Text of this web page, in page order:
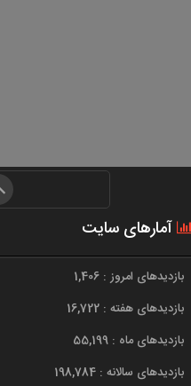
آمارهای سایت
بازدیدهای امروز : 1,406
بازدیدهای هفته : 16,722
بازدیدهای ماه : 55,199
بازدیدهای سالانه : 198,784